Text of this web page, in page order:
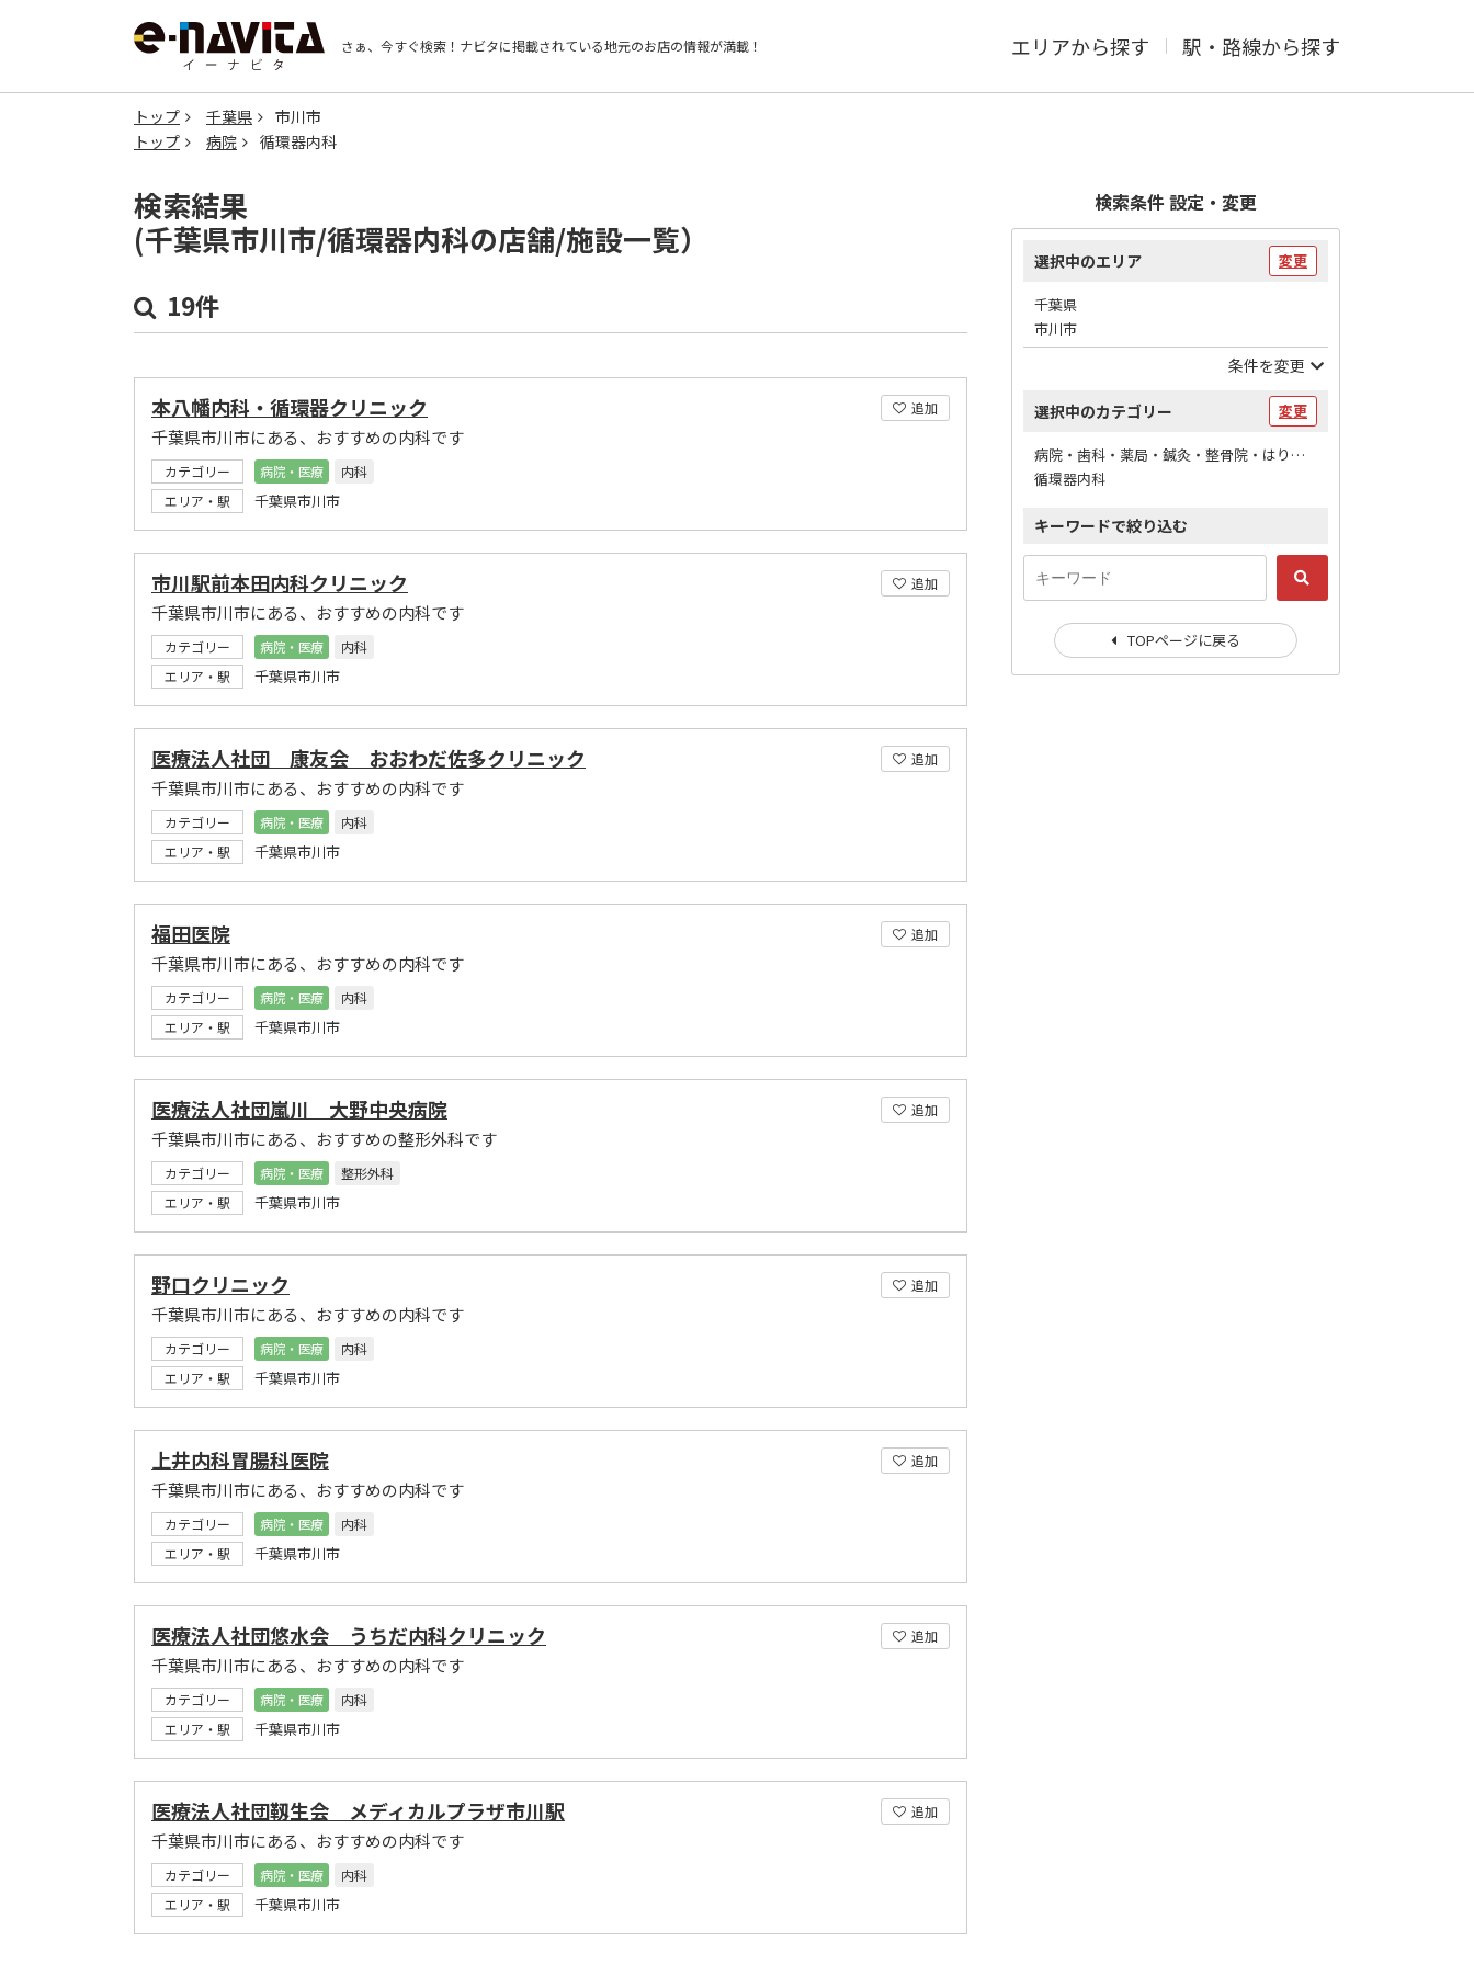
さぁ、今すぐ検索！ ナビタに掲載されている地元のお店の情報が満載！ エリアから探す 駅・路線から探す
トップ 千葉県
市川市
トップ
病院 循環器内科
検索結果
(千葉県市川市/循環器内科の店舗/施設一覧）
19件
追加
本八幡内科・循環器クリニック
千葉県市川市にある、おすすめの内科です
カテゴリー 病院・医療
内科
エリア・駅
千葉県市川市
追加
市川駅前本田内科クリニック
千葉県市川市にある、おすすめの内科です
カテゴリー 病院・医療
内科
エリア・駅
千葉県市川市
追加
医療法人社団 康友会 おおわだ佐多クリニック
千葉県市川市にある、おすすめの内科です
カテゴリー 病院・医療
内科
エリア・駅
千葉県市川市
追加
福田医院
千葉県市川市にある、おすすめの内科です
カテゴリー 病院・医療
内科
エリア・駅
千葉県市川市
追加
医療法人社団嵐川 大野中央病院
千葉県市川市にある、おすすめの整形外科です
カテゴリー 病院・医療
整形外科
エリア・駅
千葉県市川市
追加
野口クリニック
千葉県市川市にある、おすすめの内科です
カテゴリー 病院・医療
内科
エリア・駅
千葉県市川市
追加
上井内科胃腸科医院
千葉県市川市にある、おすすめの内科です
カテゴリー 病院・医療
内科
エリア・駅
千葉県市川市
追加
医療法人社団悠水会 うちだ内科クリニック
千葉県市川市にある、おすすめの内科です
カテゴリー 病院・医療
内科
エリア・駅
千葉県市川市
追加
医療法人社団靱生会 メディカルプラザ市川駅
千葉県市川市にある、おすすめの内科です
カテゴリー 病院・医療
内科
エリア・駅
千葉県市川市
検索条件 設定・変更
選択中のエリア 変更
千葉県
市川市
条件を変更
選択中のカテゴリー 変更
病院・歯科・薬局・鍼灸・整骨院・はりマッサージ / 病院
循環器内科
キーワードで絞り込む
TOPページに戻る